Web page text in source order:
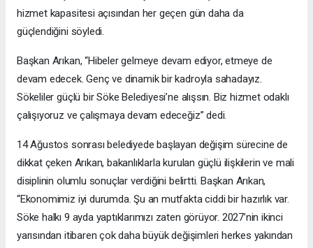
hizmet kapasitesi açısından her geçen gün daha da
güçlendiğini söyledi.
Başkan Arıkan, “Hibeler gelmeye devam ediyor, etmeye de
devam edecek. Genç ve dinamik bir kadroyla sahadayız.
Sökeliler güçlü bir Söke Belediyesi’ne alışsın. Biz hizmet odaklı
çalışıyoruz ve çalışmaya devam edeceğiz” dedi.
14 Ağustos sonrası belediyede başlayan değişim sürecine de
dikkat çeken Arıkan, bakanlıklarla kurulan güçlü ilişkilerin ve mali
disiplinin olumlu sonuçlar verdiğini belirtti. Başkan Arıkan,
“Ekonomimiz iyi durumda. Şu an mutfakta ciddi bir hazırlık var.
Söke halkı 9 ayda yaptıklarımızı zaten görüyor. 2027’nin ikinci
yarısından itibaren çok daha büyük değişimleri herkes yakından